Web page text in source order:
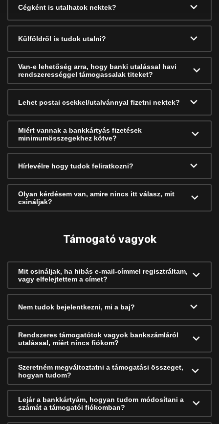
Cégként is utalhatok nektek?
Külföldről is tudok utalni?
Van-e lehetőség arra, hogy banki utalással havi
rendszerességgel támogassalak titeket?
Lehet postai csekkel/utalvánnyal fizetni nektek?
Miért vannak a bankkártyás fizetések
minimumösszegekhez kötve?
Hírlevélre hogy tudok feliratkozni?
Olyan kérdésem van, amire nincs itt válasz, mit
csináljak?
Támogató vagyok
Mit csináljak, ha hibás e-mail-címmel regisztráltam,
vagy elfelejtettem a címet?
Nem tudok bejelentkezni, mi a baj?
Rendszeres támogatótok vagyok bankszámláról
utalással, miért nincs fiókom?
Szeretném megváltoztatni a támogatási összeget,
hogyan tudom?
Lejár a bankkártyám, hogyan tudom módosítani a
számát a támogatói fiókomban?